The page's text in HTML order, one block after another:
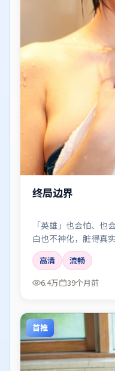
终局边界
「英雄」也会怕、也
白也不神化，脏得真实
高清
流畅
6.4万
39个月前
首推